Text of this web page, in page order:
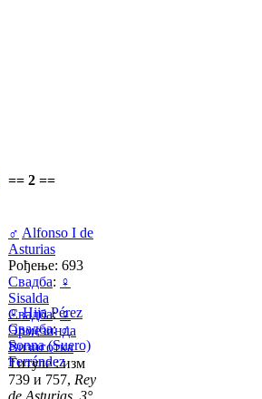
== 2 ==
♂ Alfonso I de
Asturias
Рођење: 693
Свадба: ♀
Sisalda
Свадба:♀
Эрмезинда
Визиготка
Титуле : изм
739 и 757, Rey
de Asturias, 3°
♀ Hija Pérez
Свадба:♂
Sonna (Suero)
Ferrández